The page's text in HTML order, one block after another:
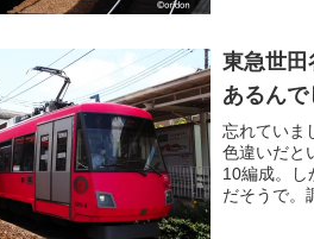
になって
東急世田
あるんで
忘れていま
色違いだと
10編成。し
だそうで。